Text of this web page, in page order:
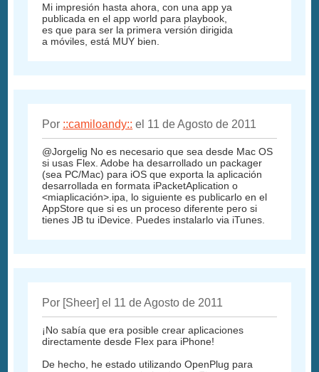
Mi impresión hasta ahora, con una app ya
publicada en el app world para playbook,
es que para ser la primera versión dirigida
a móviles, está MUY bien.
Por ::camiloandy:: el 11 de Agosto de 2011
@Jorgelig No es necesario que sea desde Mac OS
si usas Flex. Adobe ha desarrollado un packager
(sea PC/Mac) para iOS que exporta la aplicación
desarrollada en formata iPacketAplication o
<miaplicación>.ipa, lo siguiente es publicarlo en el
AppStore que si es un proceso diferente pero si
tienes JB tu iDevice. Puedes instalarlo via iTunes.
Por [Sheer] el 11 de Agosto de 2011
¡No sabía que era posible crear aplicaciones
directamente desde Flex para iPhone!
De hecho, he estado utilizando OpenPlug para